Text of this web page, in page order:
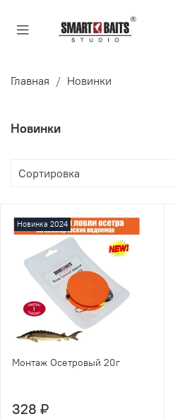
Главная Новинки
Новинки
Новинка 2024
Монтаж Осетровый 20г
328 ₽